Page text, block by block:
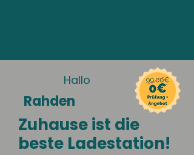
Hallo
Rahden
Zuhause ist die
beste Ladestation!